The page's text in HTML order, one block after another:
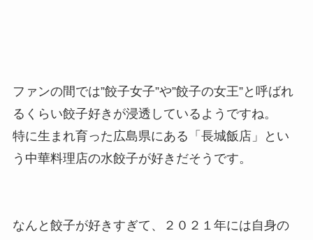
ファンの間では”餃子女子”や”餃子の女王”と呼ばれ
るくらい餃子好きが浸透しているようですね。
特に生まれ育った広島県にある「長城飯店」とい
う中華料理店の水餃子が好きだそうです。
なんと餃子が好きすぎて、２０２１年には自身の